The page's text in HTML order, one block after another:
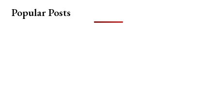
Popular Posts